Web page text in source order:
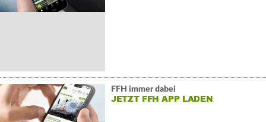
FFH immer dabei
JETZT FFH APP LADEN